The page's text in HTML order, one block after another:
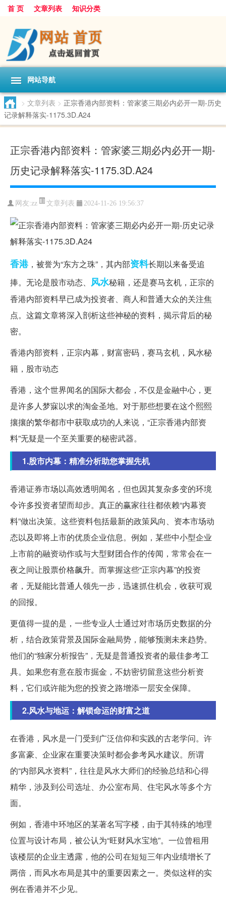
首 页 文章列表 知识分类
网站导航
> 文章列表 > 正宗香港内部资料：管家婆三期必内必开一期-历史
记录解释落实-1175.3D.A24
正宗香港内部资料：管家婆三期必内必开一期-
历史记录解释落实-1175.3D.A24
网友:zz 文章列表 2024-11-26 19:56:37
香港，被誉为“东方之珠”，其内部资料长期以来备受追
捧。无论是股市动态、 风水秘籍，还是赛马玄机，正宗的
香港内部资料早已成为投资者、商人和普通大众的关注焦
点。这篇文章将深入剖析这些神秘的资料，揭示背后的秘
密。
香港内部资料，正宗内幕，财富密码，赛马玄机，风水秘
籍，股市动态
香港，这个世界闻名的国际大都会，不仅是金融中心，更
是许多人梦寐以求的淘金圣地。对于那些想要在这个熙熙
攘攘的繁华都市中获取成功的人来说，“正宗香港内部资
料”无疑是一个至关重要的秘密武器。
1.股市内幕：精准分析助您掌握先机
香港证券市场以高效透明闻名，但也因其复杂多变的环境
令许多投资者望而却步。真正的赢家往往都依赖“内幕资
料”做出决策。这些资料包括最新的政策风向、资本市场动
态以及即将上市的优质企业信息。例如，某些中小型企业
上市前的融资动作或与大型财团合作的传闻，常常会在一
夜之间让股票价格飙升。而掌握这些“正宗内幕”的投资
者，无疑能比普通人领先一步，迅速抓住机会，收获可观
的回报。
更值得一提的是，一些专业人士通过对市场历史数据的分
析，结合政策背景及国际金融局势，能够预测未来趋势。
他们的“独家分析报告”，无疑是普通投资者的最佳参考工
具。如果您有意在股市掘金，不妨密切留意这些分析资
料，它们或许能为您的投资之路增添一层安全保障。
2.风水与地运：解锁命运的财富之道
在香港，风水是一门受到广泛信仰和实践的古老学问。许
多富豪、企业家在重要决策时都会参考风水建议。所谓
的“内部风水资料”，往往是风水大师们的经验总结和心得
精华，涉及到公司选址、办公室布局、住宅风水等多个方
面。
例如，香港中环地区的某著名写字楼，由于其特殊的地理
位置与设计布局，被公认为“旺财风水宝地”。一位曾租用
该楼层的企业主透露，他的公司在短短三年内业绩增长了
两倍，而风水布局是其中的重要因素之一。类似这样的实
例在香港并不少见。